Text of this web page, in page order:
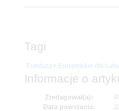
Tagi
Fundusze Europejskie dla
Informacje o
Zredagował(a):
Data powstania: